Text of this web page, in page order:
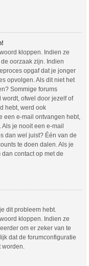
kloppen. Indien ze
oorzaak zijn. Indien
opgaf dat je jonger
opvolgen. Als dit niet het
Sommige forums
ofwel door jezelf of
hebt, werd ook
een e-mail ontvangen hebt,
je nooit een e-mail
dan wel juist? Één van de
te doen dalen. Als je
contact op met de
dit probleem hebt.
kloppen. Indien ze
om er zeker van te
dat de forumconfiguratie